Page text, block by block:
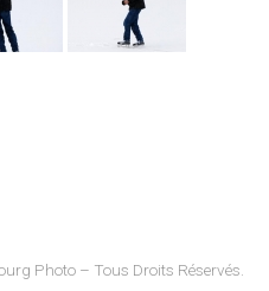
Photo – Tous Droits Réservés.